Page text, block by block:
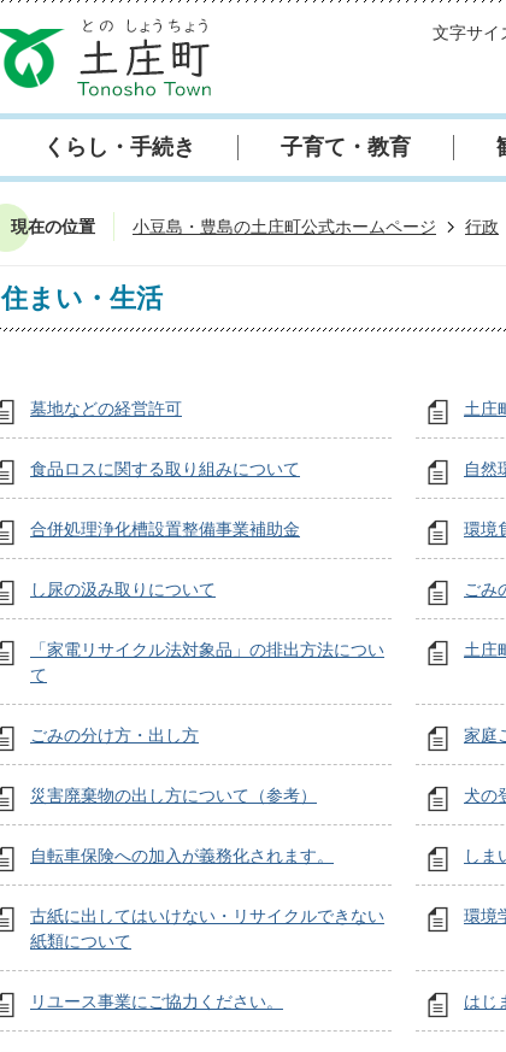
文字サイ
くらし・手続き 子育て・教育
現在の位置 小豆島・豊島の土庄町公式ホームページ 行政
住まい・生活
墓地などの経営許可 土庄
食品ロスに関する取り組みについて 自然
合併処理浄化槽設置整備事業補助金 環境
し尿の汲み取りについて ごみ
「家電リサイクル法対象品」の排出方法につい
て
土庄
ごみの分け方・出し方 家庭
災害廃棄物の出し方について（参考） 犬の
自転車保険への加入が義務化されます。 しま
古紙に出してはいけない・リサイクルできない
紙類について
環境
リユース事業にご協力ください。 はじ